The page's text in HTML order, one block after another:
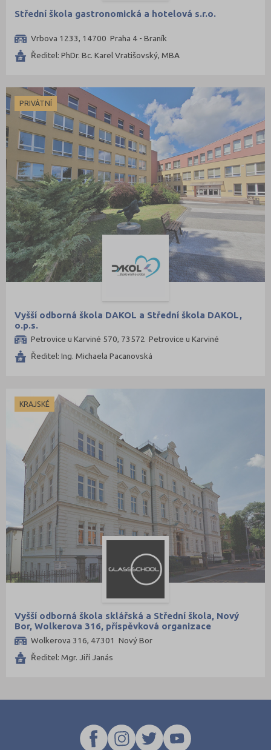
Střední škola gastronomická a hotelová s.r.o.
Vrbova 1233, 14700 Praha 4 - Braník
Ředitel: PhDr. Bc. Karel Vratišovský, MBA
PRIVÁTNÍ
Vyšší odborná škola DAKOL a Střední škola DAKOL,
o.p.s.
Petrovice u Karviné 570, 73572 Petrovice u Karviné
Ředitel: Ing. Michaela Pacanovská
KRAJSKÉ
Vyšší odborná škola sklářská a Střední škola, Nový
Bor, Wolkerova 316, příspěvková organizace
Wolkerova 316, 47301 Nový Bor
Ředitel: Mgr. Jiří Janás